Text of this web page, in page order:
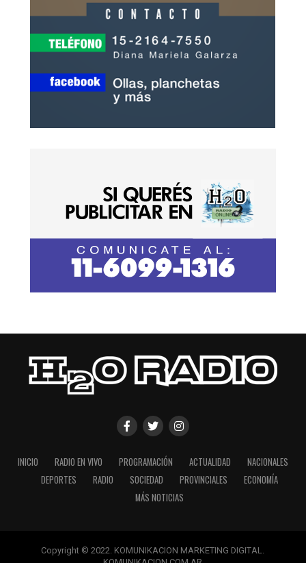
INICIO RADIO EN VIVO PROGRAMACIÓN ACTUALIDAD
NACIONALES
DEPORTES
RADIO SOCIEDAD PROVINCIALES
ECONOMÍA
MÁS NOTICIAS
Copyright © 2022. KOMUNIKACION MARKETING DIGITAL.